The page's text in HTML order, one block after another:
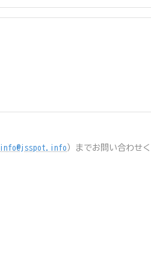
info@jsspot.info ）までお問い合わせ